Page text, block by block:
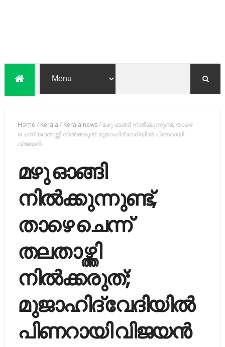
Home / Kerala / Kerala news/ മഴു ഓങ്ങി നിൽക്കുന്നുണ്ട്, താഴെ
ചെന്ന് തലതാഴ്ത്തി നിൽക്കരുത്; മുജാഹിദ് വേദിയിൽ പിണറായി
വിജയൻ
മഴു ഓങ്ങി
നിൽക്കുന്നുണ്ട്,
താഴെ ചെന്ന്
തലതാഴ്ത്തി
നിൽക്കരുത്;
മുജാഹിദ് വേദിയിൽ
പിണറായി വിജയൻ